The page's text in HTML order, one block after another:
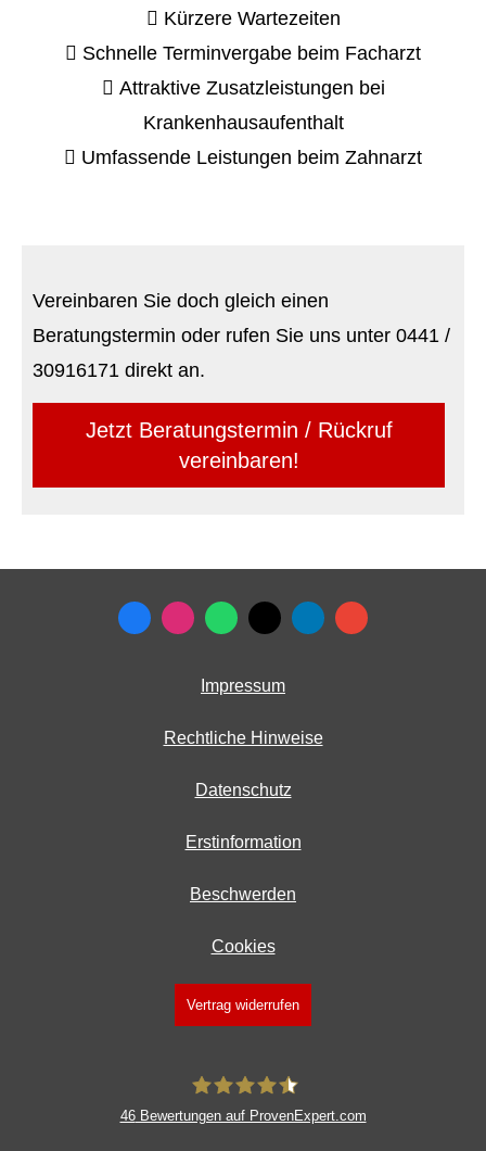
Kürzere Wartezeiten
Schnelle Terminvergabe beim Facharzt
Attraktive Zusatzleistungen bei
Krankenhausaufenthalt
Umfassende Leistungen beim Zahnarzt
Vereinbaren Sie doch gleich einen
Beratungstermin oder rufen Sie uns unter 0441 /
30916171 direkt an.
Jetzt Beratungstermin / Rückruf
vereinbaren!
Impressum
Rechtliche Hinweise
Datenschutz
Erstinformation
Beschwerden
Cookies
Vertrag widerrufen
46Bewertungen auf ProvenExpert.com